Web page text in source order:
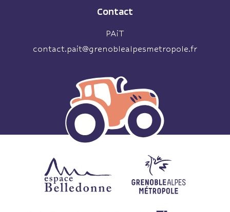
Contact
PAiT
contact.pait@grenoblealpesmetropole.fr